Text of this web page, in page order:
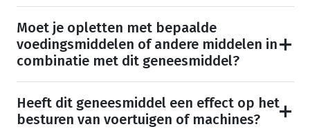
Moet je opletten met bepaalde
voedingsmiddelen of andere middelen in
combinatie met dit geneesmiddel?
Heeft dit geneesmiddel een effect op het
besturen van voertuigen of machines?